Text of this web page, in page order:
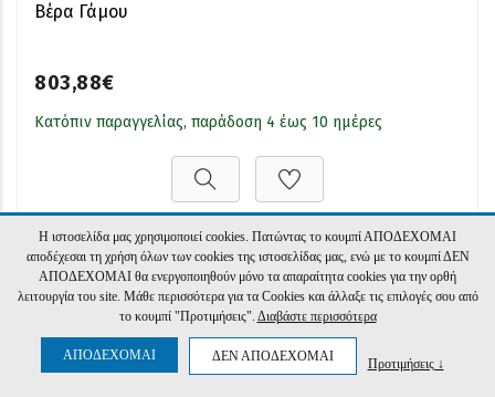
Βέρα Γάμου
803,88€
Κατόπιν παραγγελίας, παράδοση 4 έως 10 ημέρες
Βέρα Γάμου
Η ιστοσελίδα μας χρησιμοποιεί cookies. Πατώντας το κουμπί ΑΠΟΔΕΧΟΜΑΙ
αποδέχεσαι τη χρήση όλων των cookies της ιστοσελίδας μας, ενώ με το κουμπί ΔΕΝ
ΑΠΟΔΕΧΟΜΑΙ θα ενεργοποιηθούν μόνο τα απαραίτητα cookies για την ορθή
λειτουργία του site. Μάθε περισσότερα για τα Cookies και άλλαξε τις επιλογές σου από
το κουμπί "Προτιμήσεις". Διαβάστε περισσότερα
ΑΠΟΔΕΧΟΜΑΙ ΔΕΝ ΑΠΟΔΕΧΟΜΑΙ Προτιμήσεις ↓